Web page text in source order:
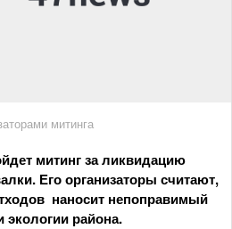
митинга
митинг за ликвидацию
Его организаторы считают,
наносит непоправимый
района.